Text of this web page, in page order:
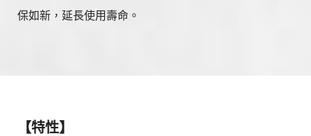
保如新，延長使用壽命。
【特性】